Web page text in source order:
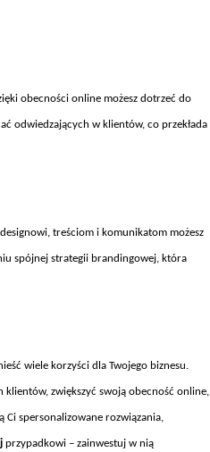
obecności online możesz dotrzeć do
odwiedzających w klientów, co przekłada
treściom i komunikatom możesz
spójnej strategii brandingowej, która
wiele korzyści dla Twojego biznesu.
klientów, zwiększyć swoją obecność online,
ą Ci spersonalizowane rozwiązania,
przypadkowi – zainwestuj w nią